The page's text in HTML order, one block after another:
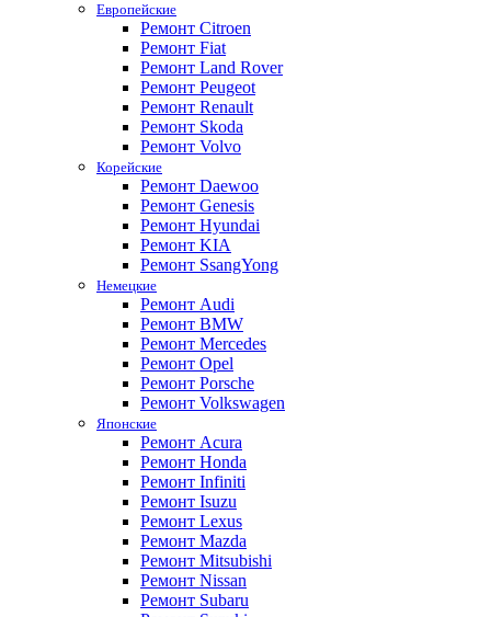
Европейские
Ремонт Citroen
Ремонт Fiat
Ремонт Land Rover
Ремонт Peugeot
Ремонт Renault
Ремонт Skoda
Ремонт Volvo
Корейские
Ремонт Daewoo
Ремонт Genesis
Ремонт Hyundai
Ремонт KIA
Ремонт SsangYong
Немецкие
Ремонт Audi
Ремонт BMW
Ремонт Mercedes
Ремонт Opel
Ремонт Porsche
Ремонт Volkswagen
Японские
Ремонт Acura
Ремонт Honda
Ремонт Infiniti
Ремонт Isuzu
Ремонт Lexus
Ремонт Mazda
Ремонт Mitsubishi
Ремонт Nissan
Ремонт Subaru